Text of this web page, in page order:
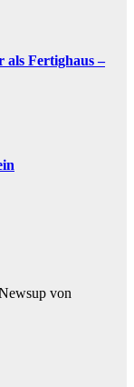
als Fertighaus –
von